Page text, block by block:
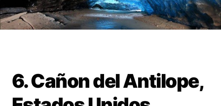
6. Cañon del Antilope,